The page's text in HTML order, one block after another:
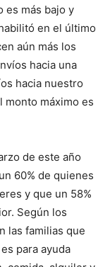
es más bajo y
en el último
aún más los
hacia una
hacia nuestro
monto máximo es
de este año
60% de quienes
y que un 58%
Según los
las familias que
para ayuda